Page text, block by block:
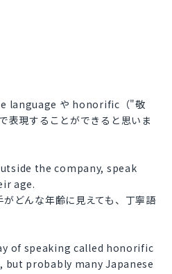
language や honorific（"敬
表現することができると思いま
the company, speak
age.
がどんな年齢に見えても、丁寧語
of speaking called honorific
probably many Japanese